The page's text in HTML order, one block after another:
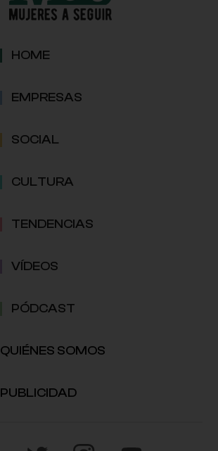
HOME
EMPRESAS
SOCIAL
CULTURA
TENDENCIAS
VÍDEOS
PÓDCAST
QUIÉNES SOMOS
PUBLICIDAD